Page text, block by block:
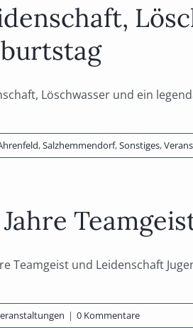
Löschwasser und ein
,Salzhemmendorf,Sonstiges,
Teamgeist und Leidenschaft
| 0 Kommentare